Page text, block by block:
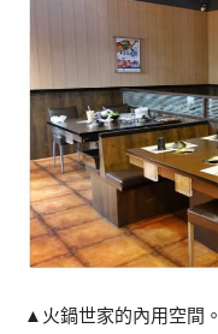
▲火鍋世家的內用空間。